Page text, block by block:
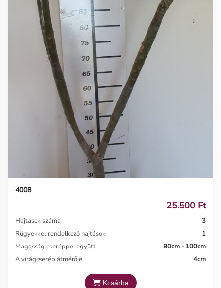
4008
25.500 Ft
Hajtások száma
3
Rügyekkel rendelkező hajtások
1
Magasság cseréppel együtt
80cm - 100cm
A virágcserép átmérője
4cm
Kosárba